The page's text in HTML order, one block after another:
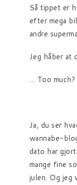
Så tippet er
efter mega
andre
Jeg håber at
… Too much?
Ja, du ser
wannabe-
dato har
mange fine
julen. Og jeg